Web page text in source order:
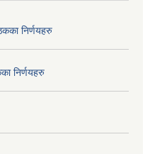
निर्णयहरु
निर्णयहरु